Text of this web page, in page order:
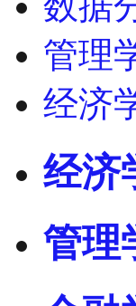
管理
经济
经济
管理